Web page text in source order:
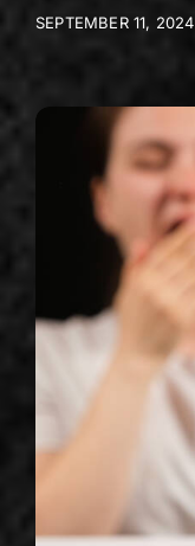
SEPTEMBER 11, 2024